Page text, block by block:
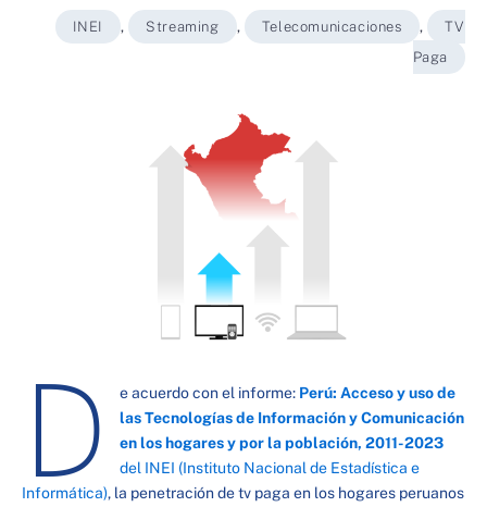
INEI , Streaming , Telecomunicaciones ,
TV
Paga
D e acuerdo con el informe: Perú: Acceso y uso de
las Tecnologías de Información y Comunicación
en los hogares y por la población, 2011-2023
del INEI (Instituto Nacional de Estadística e
Informática), la penetración de tv paga en los hogares peruanos